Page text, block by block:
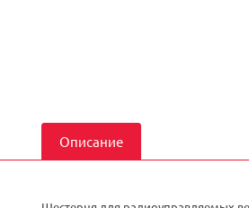
Описание